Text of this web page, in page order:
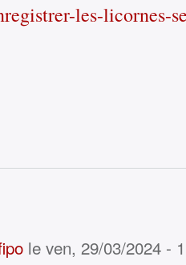
les-licornes-
le ven, 29/03/2024 -